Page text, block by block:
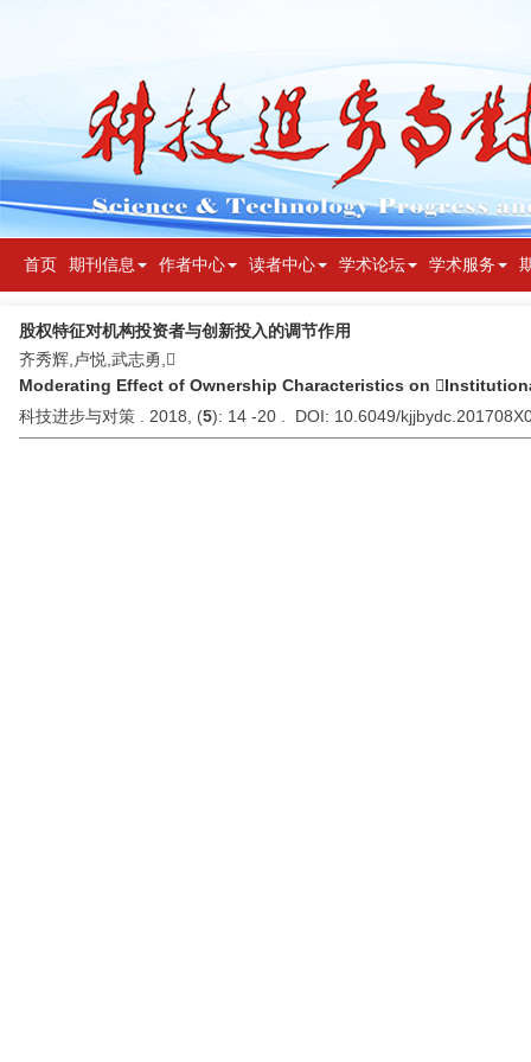
首页 期刊信息 作者中心 读者中心 学术论坛 学术服务
股权特征对机构投资者与创新投入的调节作用
齐秀辉,卢悦,武志勇,
Moderating Effect of Ownership Characteristics on
科技进步与对策 . 2018, (5): 14 -20 . DOI: 10.6049/